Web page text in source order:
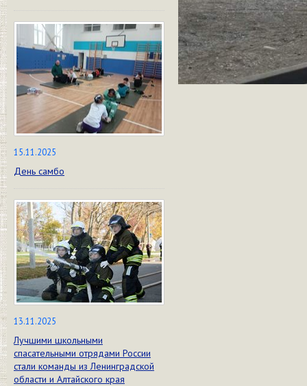
15.11.2025
День самбо
13.11.2025
Лучшими школьными
спасательными отрядами России
стали команды из Ленинградской
области и Алтайского края